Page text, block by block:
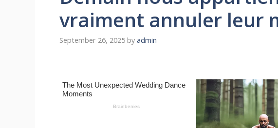
vraiment annuler leur
September 26, 2025 by admin